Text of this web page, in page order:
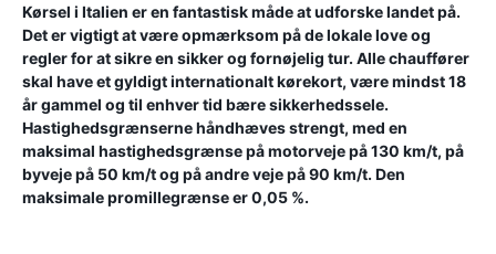
Kørsel i Italien er en fantastisk måde at udforske landet på.
Det er vigtigt at være opmærksom på de lokale love og
regler for at sikre en sikker og fornøjelig tur. Alle chauffører
skal have et gyldigt internationalt kørekort, være mindst 18
år gammel og til enhver tid bære sikkerhedssele.
Hastighedsgrænserne håndhæves strengt, med en
maksimal hastighedsgrænse på motorveje på 130 km/t, på
byveje på 50 km/t og på andre veje på 90 km/t. Den
maksimale promillegrænse er 0,05 %.